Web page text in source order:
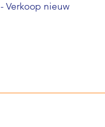
- Verkoop nieuw